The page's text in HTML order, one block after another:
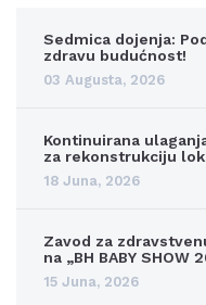
Sedmica dojenja:
zdravu budućnost!
03 Augusta, 2026
Kontinuirana
za rekonstrukciju
18 Juna, 2026
Zavod za
na „BH BABY SHOW
15 Juna, 2026